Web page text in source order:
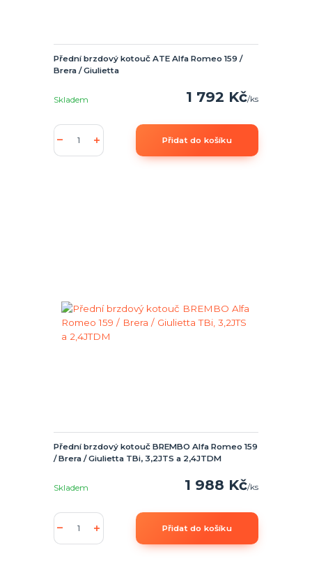
Přední brzdový kotouč ATE Alfa Romeo 159 /
Brera / Giulietta
1 792 Kč/ks
Skladem
Přidat do košíku
Přední brzdový kotouč BREMBO Alfa Romeo 159
/ Brera / Giulietta TBi, 3,2JTS a 2,4JTDM
1 988 Kč/ks
Skladem
Přidat do košíku